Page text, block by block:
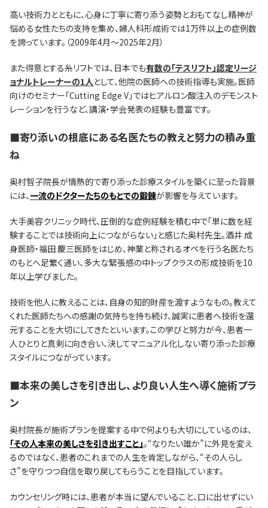
高い技術力とともに、心身に丁寧に寄り添う姿勢とおもてなし精神が
悩める女性たちの支持を集め、婦人科形成術では1万件以上の症例数
を誇っています。（2009年4月〜2025年2月）
また得意とする糸リフトでは、日本でも有数の「テスリフト」認定リージ
ョナルトレーナーの1人として、他院の医師への技術指導も実施。医師
向けのセミナー「Cutting Edge V」ではヒアルロン酸注入のデモンスト
レーションを行うなど、講演・学会発表の経験も豊富です。
■寄り添いの根底にある名医たちの教えと努力の積み重
ね
奥村智子院長が情熱的で寄り添った診療スタイルを築くに至った背景
には、一流のドクターたちのもとでの鍛錬が影響を与えています。
大手美容クリニック時代、圧倒的な症例経験を積む中で「単に数を経
験することでは技術向上につながらない」と感じた奥村先生。酒井 成
身医師・福田 慶三医師をはじめ、神業と称されるオペを行う名医たち
のもとへ足繁く通い、多大な緊張感の中トップクラスの形成技術を10
年以上学びました。
技術を他人に教えることは、自身の知的財産を渡すようなもの。教えて
くれた医師たちへの感謝の気持ちを持ち続け、誠実に患者へ技術を還
元することを大切にしてきたといいます。この学びと努力が今、患者一
人ひとりと真剣に向き合い、決してマニュアル化しない寄り添った診療
スタイルにつながっています。
■本来の美しさを引き出し、より良い人生へ導く施術プラ
ン
奥村院長が施術プランを提案する中で何よりも大切にしているのは、
「その人本来の美しさを引き出すこと」。“なりたい誰か”に外見を変え
るのではなく、患者のこれまでの人生を肯定しながら、“その人らし
さ”を守りつつ自信を取り戻してもらうことを目指しています。
カウンセリング時には、患者が本当に望んでいること、口に出せずにい